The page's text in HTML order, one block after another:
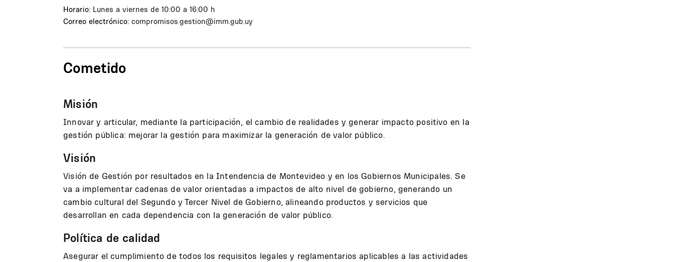
Horario: Lunes a viernes de 10:00 a 16:00 h
Correo electrónico: compromisos.gestion@imm.gub.uy
Cometido
Misión
Innovar y articular, mediante la participación, el cambio de realidades y generar impacto positivo en la
gestión pública: mejorar la gestión para maximizar la generación de valor público.
Visión
Visión de Gestión por resultados en la Intendencia de Montevideo y en los Gobiernos Municipales. Se
va a implementar cadenas de valor orientadas a impactos de alto nivel de gobierno, generando un
cambio cultural del Segundo y Tercer Nivel de Gobierno, alineando productos y servicios que
desarrollan en cada dependencia con la generación de valor público.
Política de calidad
Asegurar el cumplimiento de todos los requisitos legales y reglamentarios aplicables a las actividades